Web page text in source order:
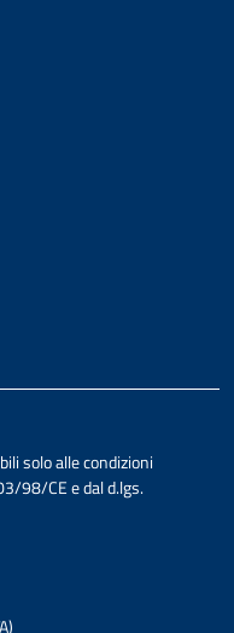
solo alle condizioni
98/CE e dal d.lgs.